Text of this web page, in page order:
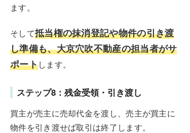
ます。
そして抵当権の抹消登記や物件の引き渡
し準備も、大京穴吹不動産の担当者がサ
ポートします。
ステップ8：残金受領・引き渡し
買主が売主に売却代金を渡し、売主が買主に
物件を引き渡せば取引は終了します。